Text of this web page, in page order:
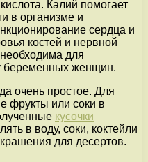
Калий помогает
в организме и
сердца и
костей и нервной
для
беременных женщин.
очень простое. Для
фрукты или соки в
кусочки
в воду, соки, коктейли
для десертов.